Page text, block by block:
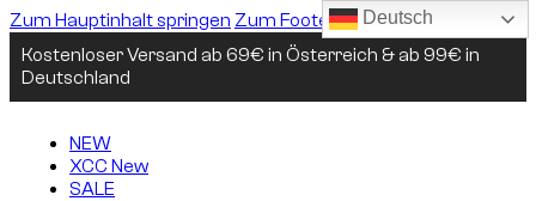
Zum Hauptinhalt springen Zum Footer springen
Kostenloser Versand ab 69€ in Österreich & ab 99€ in
Deutschland
NEW
XCC New
SALE
Deutsch